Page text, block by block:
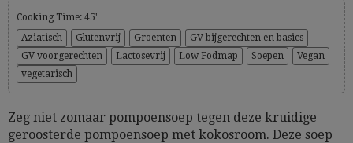
Cooking Time: 45'
Aziatisch
Glutenvrij Groenten
GV bijgerechten en basics
GV voorgerechten
Lactosevrij Low Fodmap Soepen
Vegan
vegetarisch
Zeg niet zomaar pompoensoep tegen deze kruidige
geroosterde pompoensoep met kokosroom. Deze soep